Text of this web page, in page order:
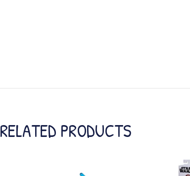
RELATED PRODUCTS